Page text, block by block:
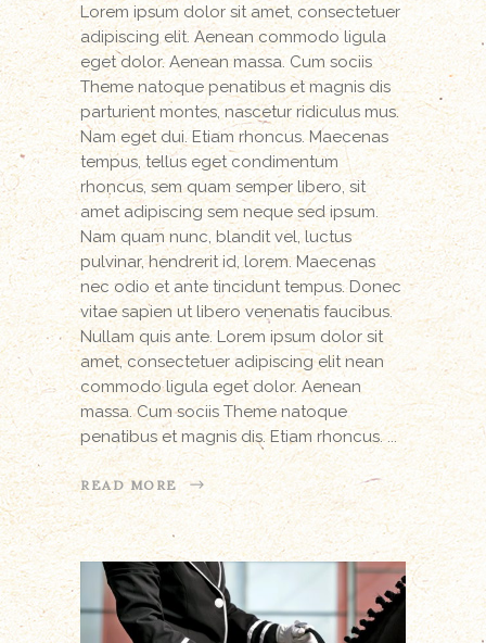
Lorem ipsum dolor sit amet, consectetuer
adipiscing elit. Aenean commodo ligula
eget dolor. Aenean massa. Cum sociis
Theme natoque penatibus et magnis dis
parturient montes, nascetur ridiculus mus.
Nam eget dui. Etiam rhoncus. Maecenas
tempus, tellus eget condimentum
rhoncus, sem quam semper libero, sit
amet adipiscing sem neque sed ipsum.
Nam quam nunc, blandit vel, luctus
pulvinar, hendrerit id, lorem. Maecenas
nec odio et ante tincidunt tempus. Donec
vitae sapien ut libero venenatis faucibus.
Nullam quis ante. Lorem ipsum dolor sit
amet, consectetuer adipiscing elit nean
commodo ligula eget dolor. Aenean
massa. Cum sociis Theme natoque
penatibus et magnis dis. Etiam rhoncus.
READ MORE